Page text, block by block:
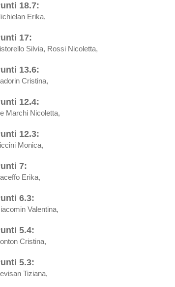
18.7:
Erika,
17:
Silvia, Rossi Nicoletta,
13.6:
Cristina,
12.4:
Marchi Nicoletta,
12.3:
Monica,
7:
Erika,
6.3:
Valentina,
5.4:
Cristina,
5.3:
Tiziana,